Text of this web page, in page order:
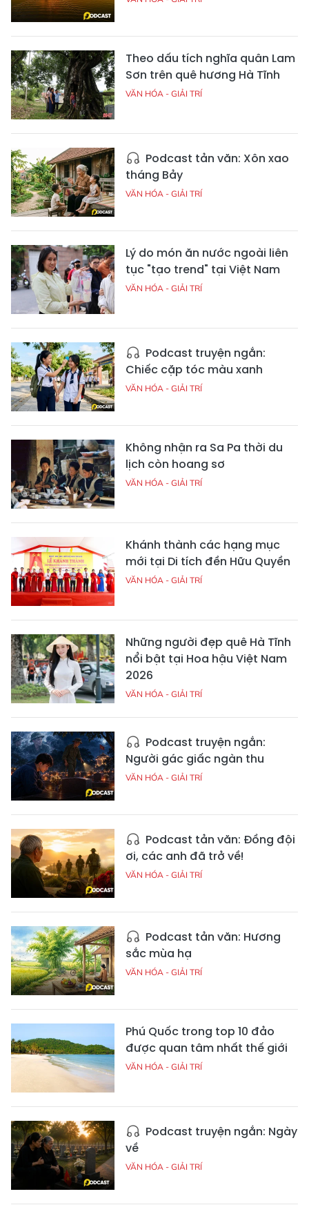
Theo dấu tích nghĩa quân Lam
Sơn trên quê hương Hà Tĩnh
VĂN HÓA - GIẢI TRÍ
Podcast tản văn: Xôn xao
tháng Bảy
VĂN HÓA - GIẢI TRÍ
Lý do món ăn nước ngoài liên
tục "tạo trend" tại Việt Nam
VĂN HÓA - GIẢI TRÍ
Podcast truyện ngắn:
Chiếc cặp tóc màu xanh
VĂN HÓA - GIẢI TRÍ
Không nhận ra Sa Pa thời du
lịch còn hoang sơ
VĂN HÓA - GIẢI TRÍ
Khánh thành các hạng mục
mới tại Di tích đền Hữu Quyền
VĂN HÓA - GIẢI TRÍ
Những người đẹp quê Hà Tĩnh
nổi bật tại Hoa hậu Việt Nam
2026
VĂN HÓA - GIẢI TRÍ
Podcast truyện ngắn:
Người gác giấc ngàn thu
VĂN HÓA - GIẢI TRÍ
Podcast tản văn: Đồng đội
ơi, các anh đã trở về!
VĂN HÓA - GIẢI TRÍ
Podcast tản văn: Hương
sắc mùa hạ
VĂN HÓA - GIẢI TRÍ
Phú Quốc trong top 10 đảo
được quan tâm nhất thế giới
VĂN HÓA - GIẢI TRÍ
Podcast truyện ngắn: Ngày
về
VĂN HÓA - GIẢI TRÍ